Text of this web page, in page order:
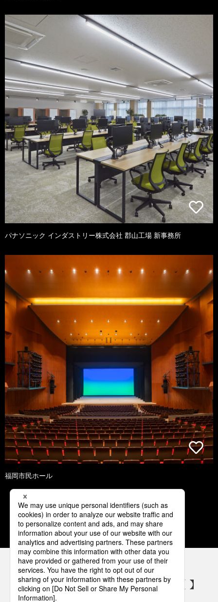
パナソニック インダストリー株式会社 郡山工場 新事務所
福岡市民ホール
1 2 3 4 5
パナソニックの電気設備 SNSアカウント